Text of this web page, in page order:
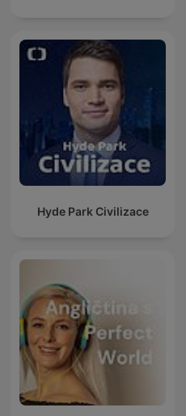
Hyde Park Civilizace